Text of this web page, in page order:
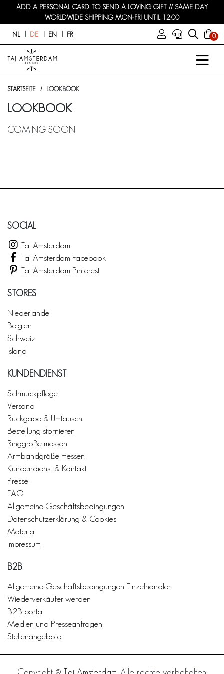
ADD A PERSONAL CARD TO SEND A LOVING GIFT // SAME DAY
WORLDWIDE SHIPPING MON-FRI UNTIL 12:00
NL DE EN FR 0
STARTSEITE LOOKBOOK
LOOKBOOK
COMING SOON
SOCIAL
Taj Amsterdam
Taj Amsterdam Facebook
Taj Amsterdam Pinterest
STORES
Niederlande
Belgien
Schweiz
Island
KUNDENDIENST
Schmuckpflege
Versand
Rückgabe & Umtausch
Bestellung stornieren
Ringgröße messen
Armbandgröße messen
Kundendienst & Kontakt
Presse
FAQ
Allgemeine Geschäftsbedingungen
Datenschutzerklärung & Cookies
Material
Impressum
B2B
Allgemeine Geschäftsbedingungen Einzelhändler
Wiederverkäufer werden
B2B portal
Medien und Presseanfragen
Stellenangebote